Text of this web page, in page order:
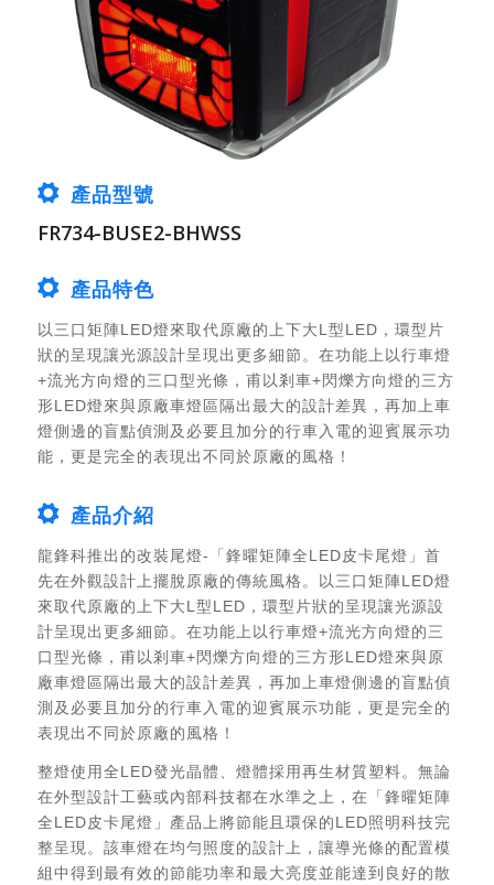
產品型號
FR734-BUSE2-BHWSS
產品特色
以三口矩陣LED燈來取代原廠的上下大L型LED，環型片
狀的呈現讓光源設計呈現出更多細節。在功能上以行車燈
+流光方向燈的三口型光條，甫以剎車+閃爍方向燈的三方
形LED燈來與原廠車燈區隔出最大的設計差異，再加上車
燈側邊的盲點偵測及必要且加分的行車入電的迎賓展示功
能，更是完全的表現出不同於原廠的風格！
產品介紹
龍鋒科推出的改裝尾燈-「鋒曜矩陣全LED皮卡尾燈」首
先在外觀設計上擺脫原廠的傳統風格。以三口矩陣LED燈
來取代原廠的上下大L型LED，環型片狀的呈現讓光源設
計呈現出更多細節。在功能上以行車燈+流光方向燈的三
口型光條，甫以剎車+閃爍方向燈的三方形LED燈來與原
廠車燈區隔出最大的設計差異，再加上車燈側邊的盲點偵
測及必要且加分的行車入電的迎賓展示功能，更是完全的
表現出不同於原廠的風格！
整燈使用全LED發光晶體、燈體採用再生材質塑料。無論
在外型設計工藝或內部科技都在水準之上，在「鋒曜矩陣
全LED皮卡尾燈」產品上將節能且環保的LED照明科技完
整呈現。該車燈在均勻照度的設計上，讓導光條的配置模
組中得到最有效的節能功率和最大亮度並能達到良好的散